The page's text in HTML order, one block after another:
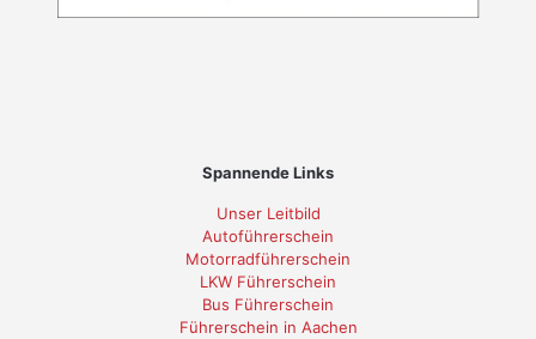
Spannende Links
Unser Leitbild
Autoführerschein
Motorradführerschein
LKW Führerschein
Bus Führerschein
Führerschein in Aachen